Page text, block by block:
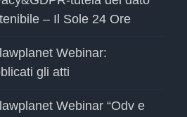
– Il Sole 24 Ore
Webinar:
gli atti
Webinar “Odv e